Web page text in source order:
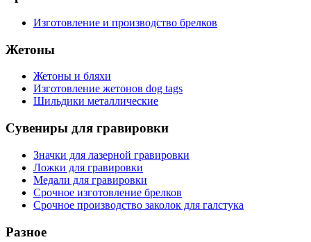
Изготовление и производство брелков
Жетоны
Жетоны и бляхи
Изготовление жетонов dog tags
Шильдики металлические
Сувениры для гравировки
Значки для лазерной гравировки
Ложки для гравировки
Медали для гравировки
Срочное изготовление брелков
Срочное производство заколок для галстука
Разное